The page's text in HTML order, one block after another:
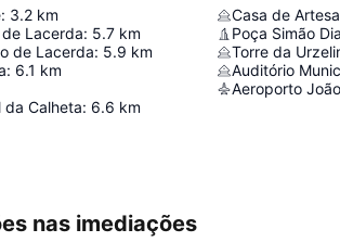
: 3.2 km
Lacerda: 5.7 km
de Lacerda: 5.9 km
: 6.1 km
da Calheta: 6.6 km
Casa de
Poça Simão
Torre da
Auditório
Aeroporto
nas imediações